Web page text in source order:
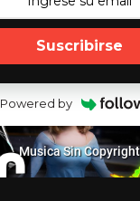
Suscribirse
Powered by
Musica Sin Copyright